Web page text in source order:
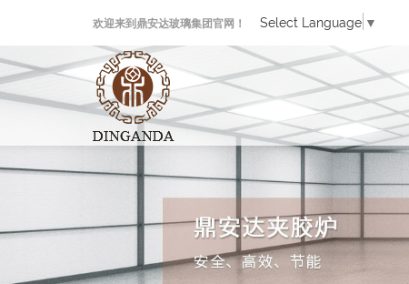
欢迎来到鼎安达玻璃集团官网！ Select Language ▼